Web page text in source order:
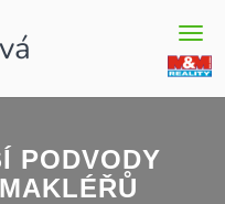
PODVODY